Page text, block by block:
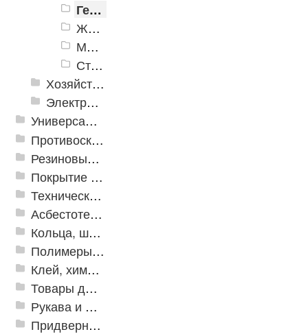
Герметики
Жидкие гвозди
Монтажная пена
Стержни клеевые
Хозяйственные принадлежности
Электрика и свет
Универсальные модульные покрытия
Противоскользящая защита для лестниц, профили, ленты
Резиновые и ПВХ дорожки
Покрытие из резиновой крошки
Техническая резина
Асбестотехнические и теплоизоляционные материалы
Кольца, шайбы, манжеты
Полимеры и пластики
Клей, химия, сопутствующие товары
Товары для дома
Рукава и шланги промышленные
Придверные решетки